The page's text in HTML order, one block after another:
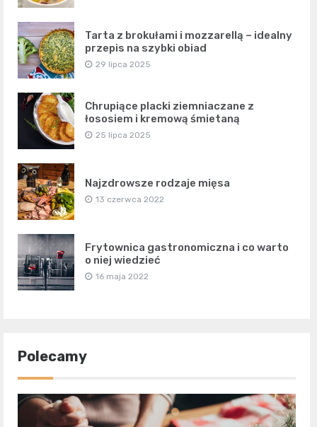
Tarta z brokułami i mozzarellą – idealny
przepis na szybki obiad
29 lipca 2025
Chrupiące placki ziemniaczane z
łososiem i kremową śmietaną
25 lipca 2025
Najzdrowsze rodzaje mięsa
13 czerwca 2022
Frytownica gastronomiczna i co warto
o niej wiedzieć
16 maja 2022
Polecamy